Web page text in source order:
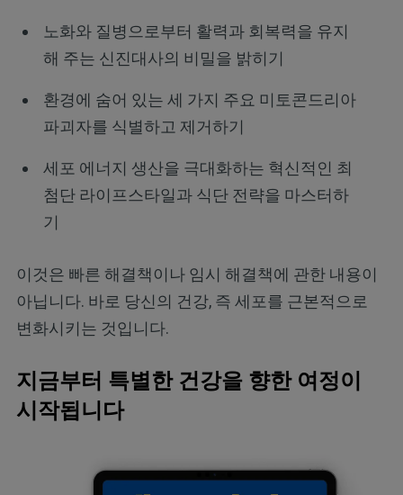
노화와 질병으로부터 활력과 회복력을 유지
해 주는 신진대사의 비밀을 밝히기
환경에 숨어 있는 세 가지 주요 미토콘드리아
파괴자를 식별하고 제거하기
세포 에너지 생산을 극대화하는 혁신적인 최
첨단 라이프스타일과 식단 전략을 마스터하
기
이것은 빠른 해결책이나 임시 해결책에 관한 내용이
아닙니다. 바로 당신의 건강, 즉 세포를 근본적으로
변화시키는 것입니다.
지금부터 특별한 건강을 향한 여정이
시작됩니다